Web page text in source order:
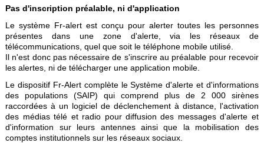
Pas d'inscription préalable, ni d'application
Le système Fr-alert est conçu pour alerter toutes les personnes
présentes dans une zone d'alerte, via les réseaux de
télécommunications, quel que soit le téléphone mobile utilisé.
Il n'est donc pas nécessaire de s'inscrire au préalable pour recevoir
les alertes, ni de télécharger une application mobile.
Le dispositif Fr-Alert complète le Système d'alerte et d'informations
des populations (SAIP) qui comprend plus de 2 000 sirènes
raccordées à un logiciel de déclenchement à distance, l'activation
des médias télé et radio pour diffusion des messages d'alerte et
d'information sur leurs antennes ainsi que la mobilisation des
comptes institutionnels sur les réseaux sociaux.